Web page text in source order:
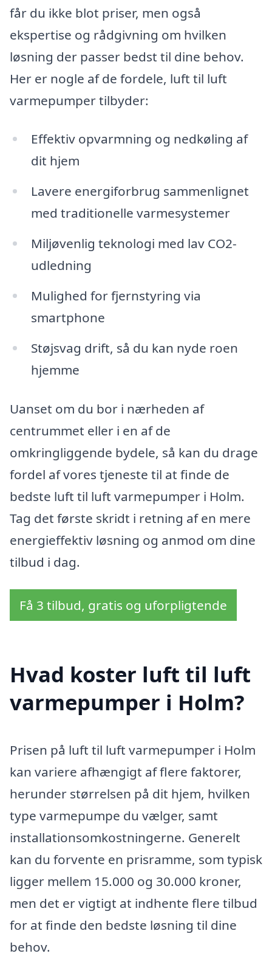
får du ikke blot priser, men også
ekspertise og rådgivning om hvilken
løsning der passer bedst til dine behov.
Her er nogle af de fordele, luft til luft
varmepumper tilbyder:
Effektiv opvarmning og nedkøling af
dit hjem
Lavere energiforbrug sammenlignet
med traditionelle varmesystemer
Miljøvenlig teknologi med lav CO2-
udledning
Mulighed for fjernstyring via
smartphone
Støjsvag drift, så du kan nyde roen
hjemme
Uanset om du bor i nærheden af
centrummet eller i en af de
omkringliggende bydele, så kan du drage
fordel af vores tjeneste til at finde de
bedste luft til luft varmepumper i Holm.
Tag det første skridt i retning af en mere
energieffektiv løsning og anmod om dine
tilbud i dag.
Få 3 tilbud, gratis og uforpligtende
Hvad koster luft til luft
varmepumper i Holm?
Prisen på luft til luft varmepumper i Holm
kan variere afhængigt af flere faktorer,
herunder størrelsen på dit hjem, hvilken
type varmepumpe du vælger, samt
installationsomkostningerne. Generelt
kan du forvente en prisramme, som typisk
ligger mellem 15.000 og 30.000 kroner,
men det er vigtigt at indhente flere tilbud
for at finde den bedste løsning til dine
behov.